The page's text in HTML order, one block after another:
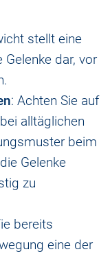
stellt eine
dar, vor
: Achten Sie auf
alltäglichen
beim
Gelenke
zu
bereits
eine der